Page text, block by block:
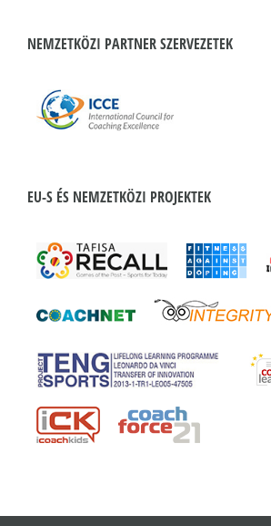
NEMZETKÖZI PARTNER SZERVEZETEK
EU-S ÉS NEMZETKÖZI PROJEKTEK